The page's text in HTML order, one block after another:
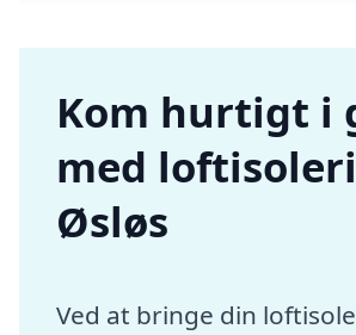
Kom hurtigt i
med
Øsløs
Ved at bringe din